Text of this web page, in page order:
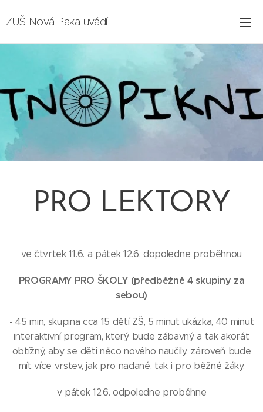
ZUŠ Nová Paka uvádí
PRO LEKTORY
ve čtvrtek 11.6. a pátek 12.6. dopoledne proběhnou
PROGRAMY PRO ŠKOLY (předběžně 4 skupiny za
sebou)
- 45 min, skupina cca 15 dětí ZŠ, 5 minut ukázka, 40 minut
interaktivní program, který bude zábavný a tak akorát
obtížný, aby se děti něco nového naučily, zároveň bude
mít více vrstev, jak pro nadané, tak i pro běžné žáky.
v pátek 12.6. odpoledne proběhne